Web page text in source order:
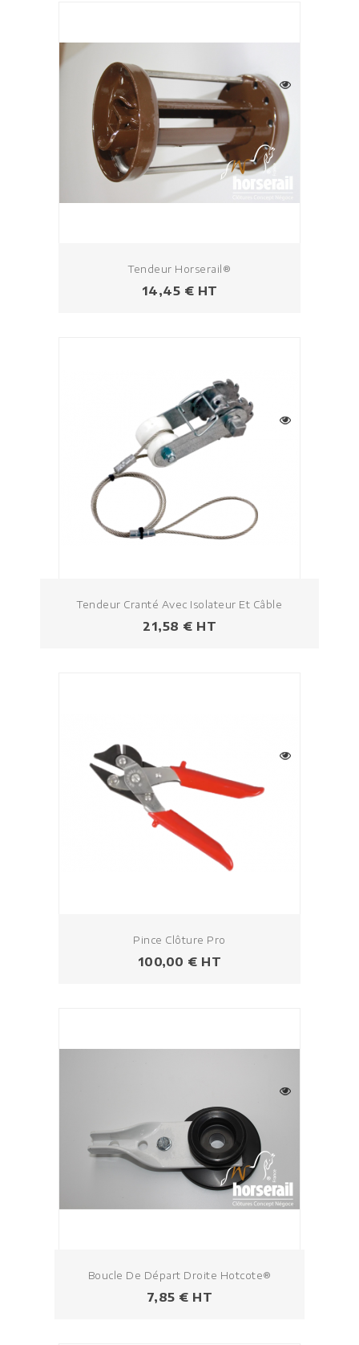
Tendeur Horserail®
Prix
14,45 € HT
Tendeur Cranté Avec Isolateur Et Câble
Prix
21,58 € HT
Pince Clôture Pro
Prix
100,00 € HT
Boucle De Départ Droite Hotcote®
Prix
7,85 € HT